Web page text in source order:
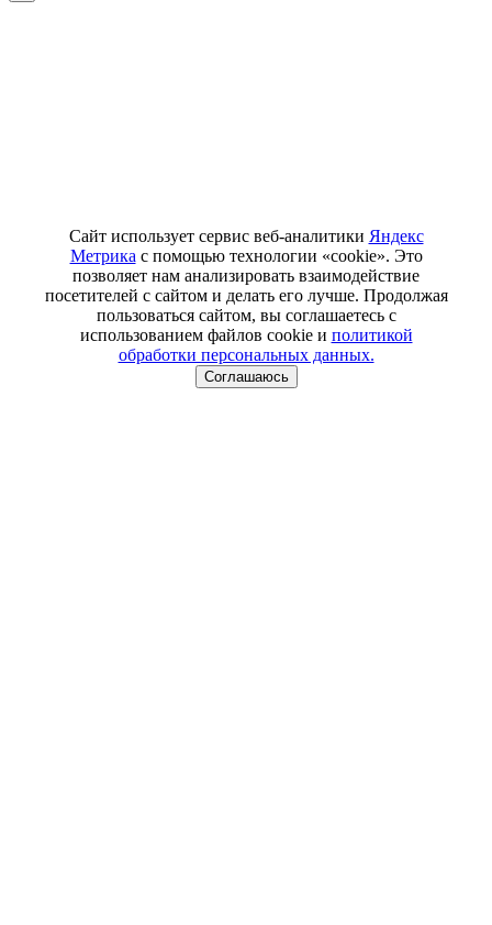
Сайт использует сервис веб-аналитики Яндекс
Метрика с помощью технологии «cookie». Это
позволяет нам анализировать взаимодействие
посетителей с сайтом и делать его лучше. Продолжая
пользоваться сайтом, вы соглашаетесь с
использованием файлов cookie и политикой
обработки персональных данных.
Соглашаюсь